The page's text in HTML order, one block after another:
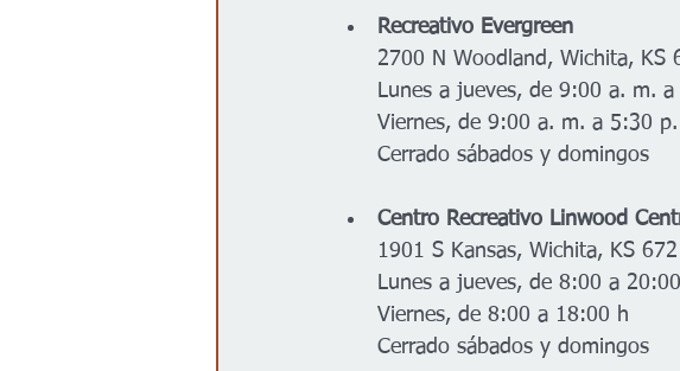
Recreativo Evergreen
2700 N Woodland, Wichita, KS
Lunes a jueves, de 9:00 a. m.
Viernes, de 9:00 a. m. a 5:30
Cerrado sábados y domingos
Centro Recreativo Linwood
1901 S Kansas, Wichita, KS
Lunes a jueves, de 8:00 a
Viernes, de 8:00 a 18:00 h
Cerrado sábados y domingos